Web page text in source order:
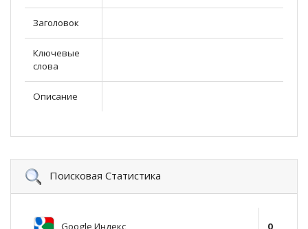
Заголовок
Ключевые
слова
Описание
Поисковая Статистика
Google Индекс